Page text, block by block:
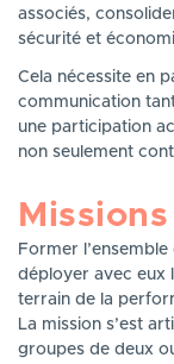
associés,
sécurité et
Cela nécessite en
communication
une participation
non seulement
Missions
Former
déployer avec eux
terrain de la
La mission s’est
groupes de deux